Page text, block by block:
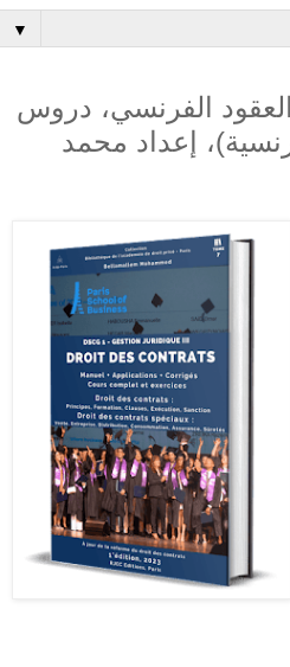
▼
العقود الفرنسي، دروس
إعداد محمد